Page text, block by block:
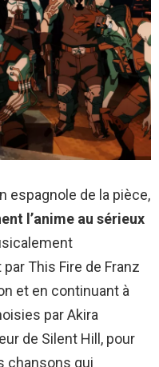
espagnole de la pièce,
l’anime au sérieux
This Fire de Franz
et en continuant à
par Akira
de Silent Hill, pour
chansons qui